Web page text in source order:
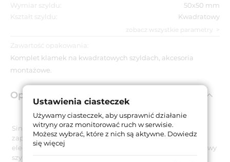
Wymiar szyldu:
50x50 mm
Kształt szyldu:
Kwadratowy
zobacz wszystkie parametry
Zawartość opakowania:
Komplet klamek na kwadratowych szyldach, akcesoria
montażowe.
Opis produktu
Sintesi Mesh to nowoczesny model klamki do drzwi,
zaprojektowanej w minimalistycznym stylu i ozdobionej
eleganckimi kryształami Swarovski. Posiada ona kwadratowy
szyld o wymiarach 50x50 mm. Proste kształty rękojeści
Ustawienia ciasteczek
Używamy ciasteczek, aby usprawnić działanie
witryny oraz monitorować ruch w serwisie.
Możesz wybrać, które z nich są aktywne. Dowiedz
się więcej